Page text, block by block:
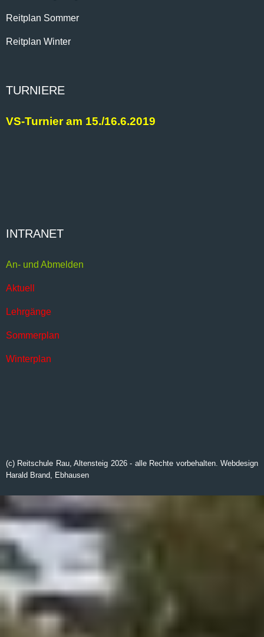
Reitplan Sommer
Reitplan Winter
TURNIERE
VS-Turnier am 15./16.6.2019
INTRANET
An- und Abmelden
Aktuell
Lehrgänge
Sommerplan
Winterplan
(c) Reitschule Rau, Altensteig 2026- alle Rechte vorbehalten. Webdesign
Harald Brand, Ebhausen